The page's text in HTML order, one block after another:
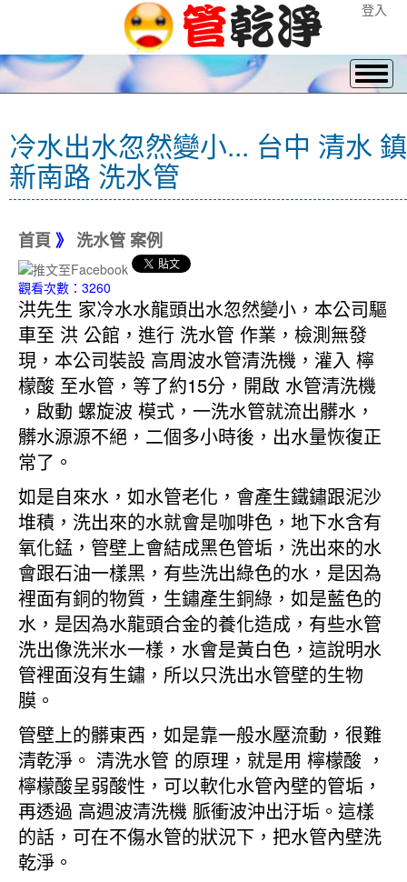
登入
冷水出水忽然變小... 台中 清水 鎮
新南路 洗水管
首頁 》 洗水管 案例
觀看次數：3260
洪先生 家冷水水龍頭出水忽然變小，本公司驅
車至 洪 公館，進行 洗水管 作業，檢測無發
現，本公司裝設 高周波水管清洗機，灌入 檸
檬酸 至水管，等了約15分，開啟 水管清洗機
，啟動 螺旋波 模式，一洗水管就流出髒水，
髒水源源不絕，二個多小時後，出水量恢復正
常了。
如是自來水，如水管老化，會產生鐵鏽跟泥沙
堆積，洗出來的水就會是咖啡色，地下水含有
氧化錳，管壁上會結成黑色管垢，洗出來的水
會跟石油一樣黑，有些洗出綠色的水，是因為
裡面有銅的物質，生鏽產生銅綠，如是藍色的
水，是因為水龍頭合金的養化造成，有些水管
洗出像洗米水一樣，水會是黃白色，這說明水
管裡面沒有生鏽，所以只洗出水管壁的生物
膜。
管壁上的髒東西，如是靠一般水壓流動，很難
清乾淨。 清洗水管 的原理，就是用 檸檬酸 ，
檸檬酸呈弱酸性，可以軟化水管內壁的管垢，
再透過 高週波清洗機 脈衝波沖出汙垢。這樣
的話，可在不傷水管的狀況下，把水管內壁洗
乾淨。